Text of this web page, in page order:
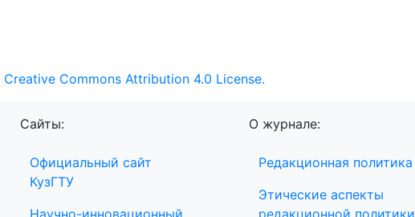
Creative Commons Attribution 4.0 License.
Сайты:
Официальный сайт
КузГТУ
О журнале:
Редакционная политика
Этические аспекты